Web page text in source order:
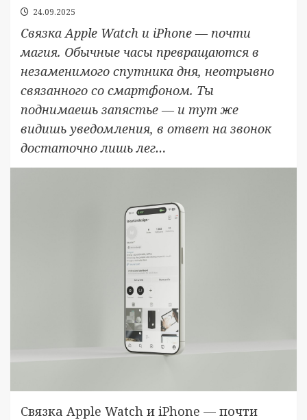
24.09.2025
Связка Apple Watch и iPhone — почти
магия. Обычные часы превращаются в
незаменимого спутника дня, неотрывно
связанного со смартфоном. Ты
поднимаешь запястье — и тут же
видишь уведомления, в ответ на звонок
достаточно лишь лег…
Связка Apple Watch и iPhone — почти